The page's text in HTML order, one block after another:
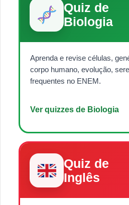
Quiz de
Biologia
Aprenda e revise células,
corpo humano, evolução,
frequentes no ENEM.
Ver quizzes de Biologia
Quiz de
Inglês